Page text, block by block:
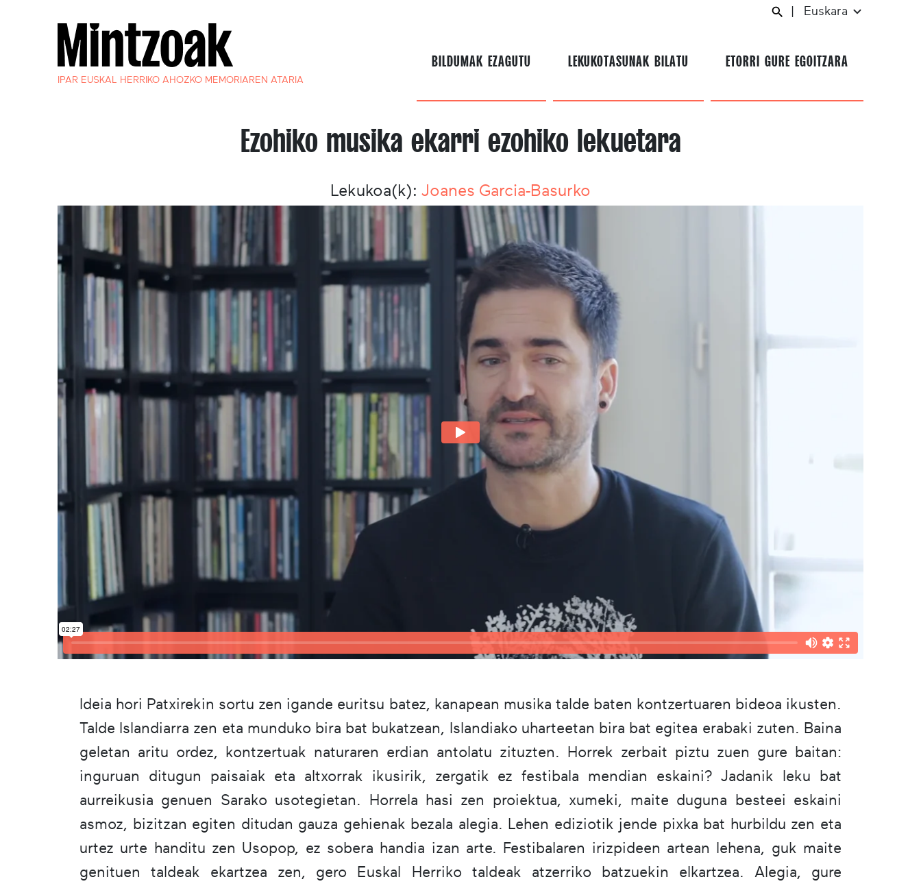
IPAR EUSKAL HERRIKO AHOZKO MEMORIAREN ATARIA
Euskara
BILDUMAK EZAGUTU LEKUKOTASUNAK BILATU ETORRI GURE EGOITZARA
Ezohiko musika ekarri ezohiko lekuetara
Lekukoa(k): Joanes Garcia-Basurko
Ideia hori Patxirekin sortu zen igande euritsu batez, kanapean musika talde baten kontzertuaren bideoa ikusten.
Talde Islandiarra zen eta munduko bira bat bukatzean, Islandiako uharteetan bira bat egitea erabaki zuten. Baina
geletan aritu ordez, kontzertuak naturaren erdian antolatu zituzten. Horrek zerbait piztu zuen gure baitan:
inguruan ditugun paisaiak eta altxorrak ikusirik, zergatik ez festibala mendian eskaini? Jadanik leku bat
aurreikusia genuen Sarako usotegietan. Horrela hasi zen proiektua, xumeki, maite duguna besteei eskaini
asmoz, bizitzan egiten ditudan gauza gehienak bezala alegia. Lehen ediziotik jende pixka bat hurbildu zen eta
urtez urte handitu zen Usopop, ez sobera handia izan arte. Festibalaren irizpideen artean lehena, guk maite
genituen taldeak ekartzea zen, gero Euskal Herriko taldeak atzerriko batzuekin elkartzea. Alegia, gure